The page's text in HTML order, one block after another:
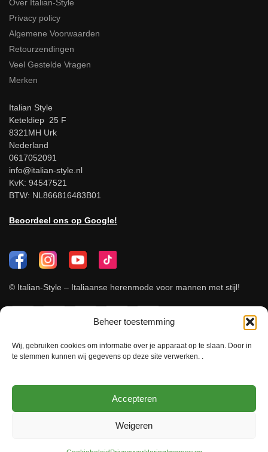
Beheer toestemming
Wij, gebruiken cookies om informatie over je apparaat op te slaan. Door in
te stemmen kunnen wij gegevens op deze site verwerken. .
Accepteren
Weigeren
Over Italian-Style
Privacy policy
Algemene Voorwaarden
Retourzendingen
Veel Gestelde Vragen
Merken
Italian Style
Keteldiep 25 F
8321MH Urk
Nederland
0617052091
info@italian-style.nl
KvK: 94547521
BTW: NL866816483B01
Beoordeel ons op Google!
© Italian-Style – Italiaanse herenmode voor mannen met stijl!